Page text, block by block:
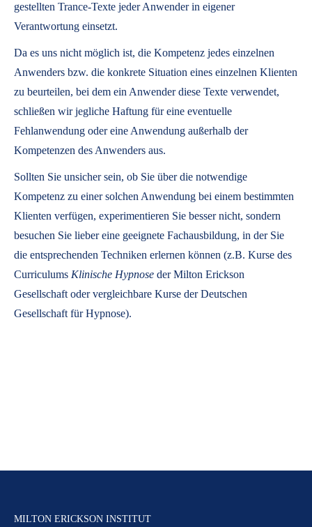
gestellten Trance-Texte jeder Anwender in eigener
Verantwortung einsetzt.
Da es uns nicht möglich ist, die Kompetenz jedes einzelnen
Anwenders bzw. die konkrete Situation eines einzelnen Klienten
zu beurteilen, bei dem ein Anwender diese Texte verwendet,
schließen wir jegliche Haftung für eine eventuelle
Fehlanwendung oder eine Anwendung außerhalb der
Kompetenzen des Anwenders aus.
Sollten Sie unsicher sein, ob Sie über die notwendige
Kompetenz zu einer solchen Anwendung bei einem bestimmten
Klienten verfügen, experimentieren Sie besser nicht, sondern
besuchen Sie lieber eine geeignete Fachausbildung, in der Sie
die entsprechenden Techniken erlernen können (z.B. Kurse des
Curriculums Klinische Hypnose der Milton Erickson
Gesellschaft oder vergleichbare Kurse der Deutschen
Gesellschaft für Hypnose).
MILTON ERICKSON INSTITUT